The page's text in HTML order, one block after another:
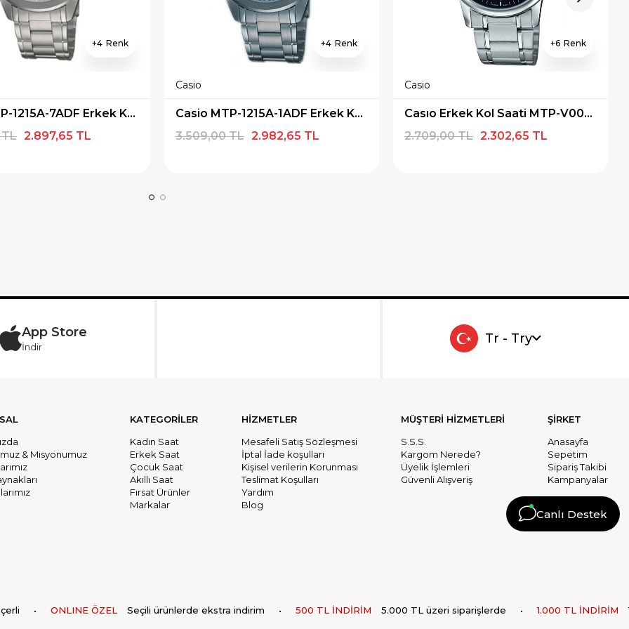
4
Casio MTP-1215A-7ADF Erkek Kol Saati
2.897,65 TL
4
Casio
Casio MTP-1215A-1ADF Erkek Kol Saati
2.982,65 TL
3.509,00 TL
6
Casio
Casıo Erkek Kol Saati MTP-V002D-1BUDF
2.302,65 TL
2.709,00 TL
App Store
İndir
Tr - Try
& Misyonumuz
KATEGORİLER
Kadın Saat
Erkek Saat
Çocuk Saat
Akıllı Saat
Fırsat Ürünler
Markalar
HİZMETLER
Mesafeli Satış Sözleşmesi
İptal İade koşulları
Kişisel verilerin Korunması
Teslimat Koşulları
Yardım
Blog
MÜŞTERİ HİZMETLERİ
S.S.S.
Kargom Nerede?
Üyelik İşlemleri
Güvenli Alışveriş
ŞİRKET
Anasayfa
Sepetim
Sipariş Takibi
Kampanyalar
ONLINE ÖZEL Seçili ürünlerde ekstra indirim 500 TL İNDİRİM 5.000 TL üzeri siparişlerde 1.000 TL İNDİRİM
Canlı Destek